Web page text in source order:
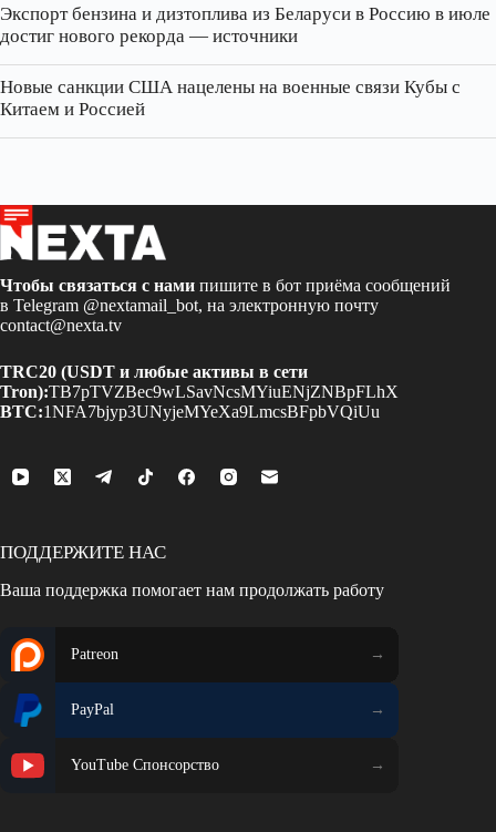
Экспорт бензина и дизтоплива из Беларуси в Россию в июле
достиг нового рекорда — источники
Новые санкции США нацелены на военные связи Кубы с
Китаем и Россией
Чтобы связаться с нами пишите в бот приёма сообщений
в Telegram @nextamail_bot, на электронную почту
contact@nexta.tv
TRC20 (USDT и любые активы в сети
Tron):TB7pTVZBec9wLSavNcsMYiuENjZNBpFLhX
BTC:1NFA7bjyp3UNyjeMYeXa9LmcsBFpbVQiUu
ПОДДЕРЖИТЕ НАС
Ваша поддержка помогает нам продолжать работу
Patreon
PayPal
YouTube Спонсорство